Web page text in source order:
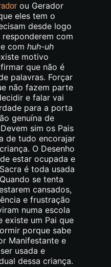
ou Gerador
eles tem o
desde logo
com
com huh-uh
motivo
que não é
palavras. Forçar
não fazem parte
e falar vai
para a porta
genuína de
sim os Pais
de tudo encorajar
O Desenho
estar ocupada e
é toda usada
se tenta
cansados,
e frustração
numa escola
existe um Pai que
porque sabe
Manifestante e
usada e
dessa criança.